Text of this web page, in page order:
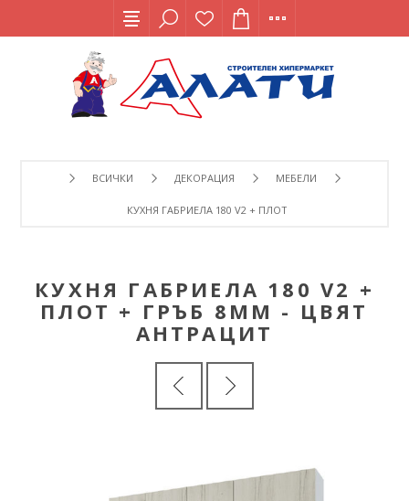
ВСИЧКИ ДЕКОРАЦИЯ МЕБЕЛИ
КУХНЯ ГАБРИЕЛА 180 V2 + ПЛОТ + ГРЪБ 8ММ - ЦВЯТ
КУХНЯ ГАБРИЕЛА 180 V2 +
ПЛОТ + ГРЪБ 8ММ - ЦВЯТ
АНТРАЦИТ